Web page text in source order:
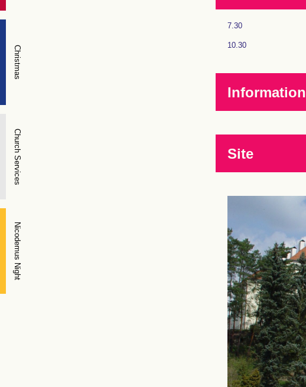
7.30
10.30
Information
Site
Nicodemus Night
Christmas
Church Services